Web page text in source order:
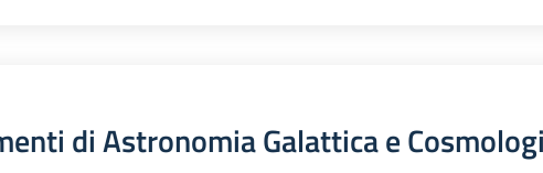
di Astronomia Galattica e